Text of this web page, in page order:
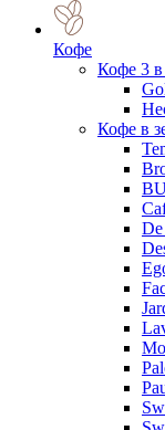
Кофе
Кофе 3 в
Кофе в